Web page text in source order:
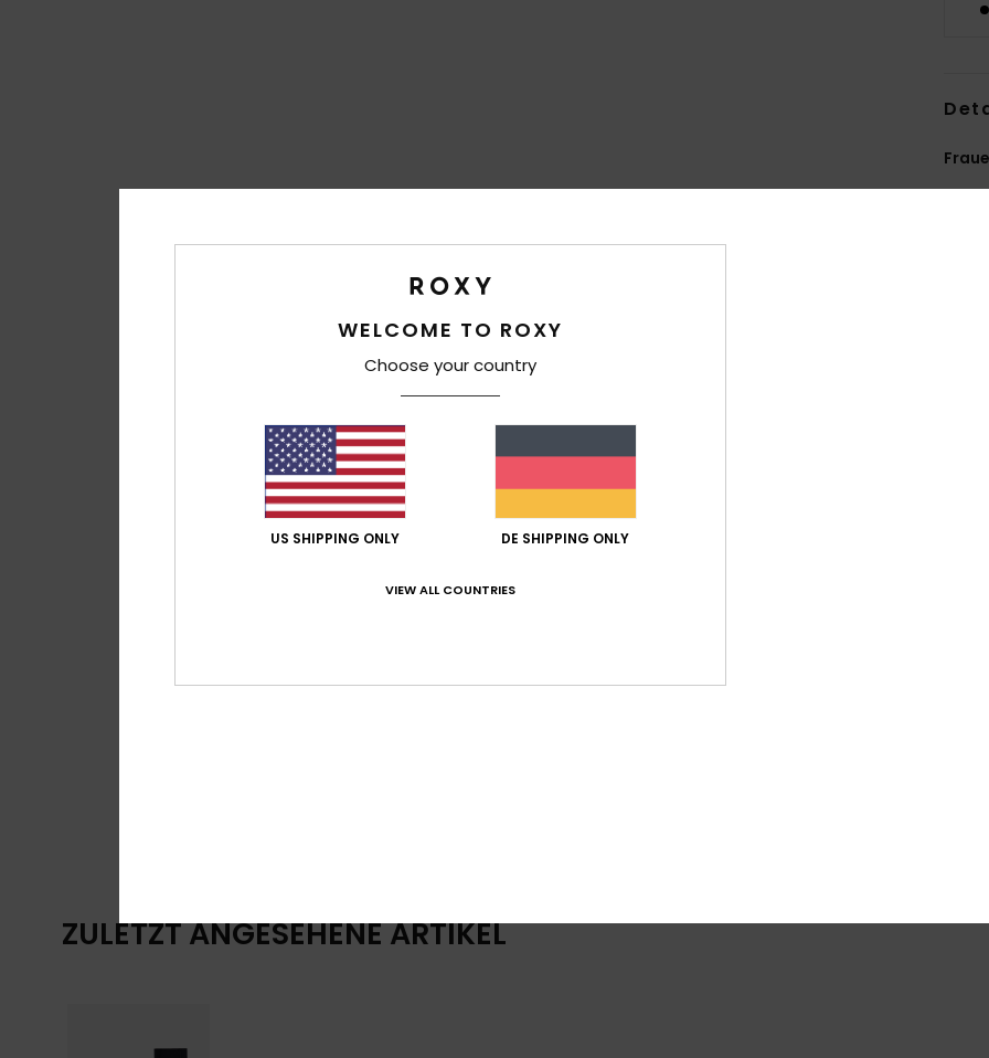
Style
ZULETZT ANGESEHENE ARTIKEL
WELCOME TO ROXY
Choose your country
US SHIPPING ONLY DE SHIPPING ONLY
VIEW ALL COUNTRIES